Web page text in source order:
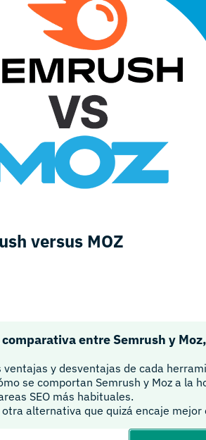
versus MOZ
comparativa entre Semrush y
ventajas y desventajas de cada
se comportan Semrush y Moz a la
SEO más habituales.
alternativa que quizá encaje